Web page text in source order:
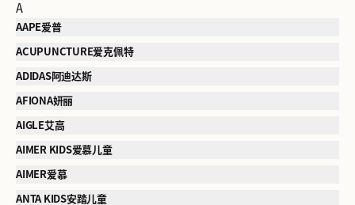
A
AAPE爱普
ACUPUNCTURE爱克佩特
ADIDAS阿迪达斯
AFIONA妍丽
AIGLE艾高
AIMER KIDS爱慕儿童
AIMER爱慕
ANTA KIDS安踏儿童